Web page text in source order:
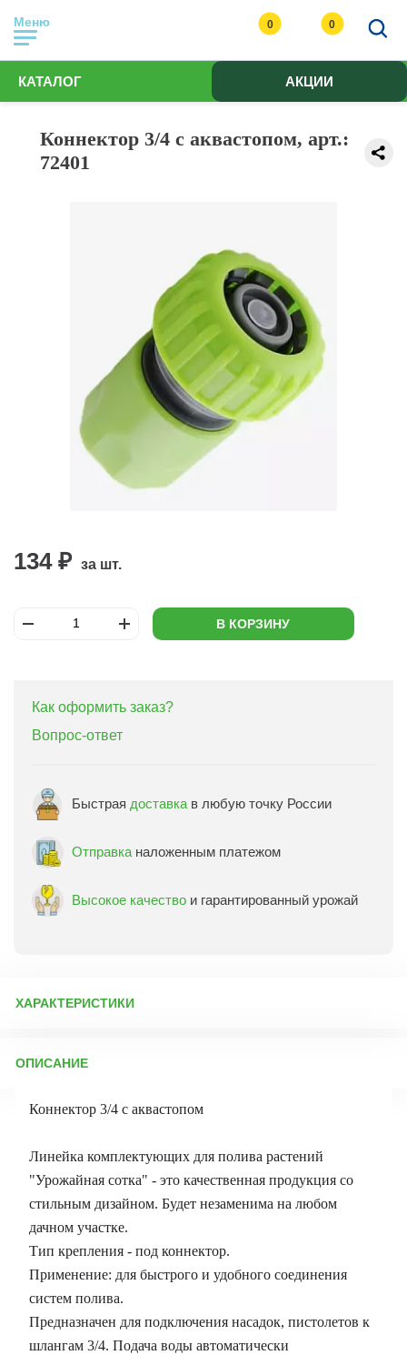
Меню 0 0
КАТАЛОГ АКЦИИ
Коннектор 3/4 с аквастопом, арт.:
72401
134 ₽ за шт.
В КОРЗИНУ
Как оформить заказ?
Вопрос-ответ
Быстрая доставка в любую точку России
Отправка наложенным платежом
Высокое качество и гарантированный урожай
ХАРАКТЕРИСТИКИ
Бренд товара:
ОПИСАНИЕ
Коннектор 3/4 с аквастопом
Линейка комплектующих для полива растений
"Урожайная сотка" - это качественная продукция со
стильным дизайном. Будет незаменима на любом
дачном участке.
Тип крепления - под коннектор.
Применение: для быстрого и удобного соединения
систем полива.
Предназначен для подключения насадок, пистолетов к
шлангам 3/4. Подача воды автоматически